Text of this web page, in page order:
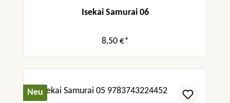
Isekai Samurai 06
8,50 €*
Neu